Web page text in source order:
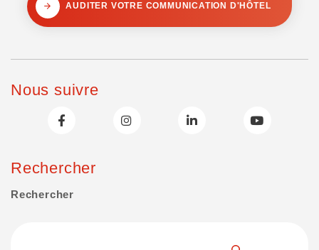
AUDITER VOTRE COMMUNICATION D'HÔTEL
Nous suivre
Rechercher
Rechercher